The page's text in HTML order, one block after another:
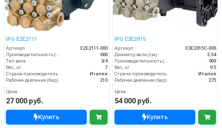
IPG E2E2111
Артикул
E2E2111-000
660
Тип вала
3/4
Вес, кг
7
Страна-производитель
Италия
Рабочее давление (бар)
210
Цена
27 000 руб.
Купить
IPG E3E2815
Артикул
E3E2815C-000
Диаметр вала (см)
2.54
900
Вес, кг
9.5
Страна-производитель
Италия
Рабочее давление (бар)
275
Цена
54 000 руб.
Купить